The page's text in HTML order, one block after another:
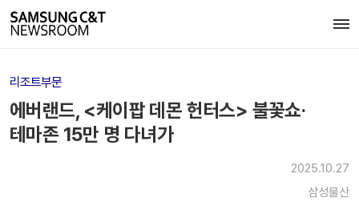
리조트부문
에버랜드, <케이팝 데몬 헌터스> 불꽃쇼·
테마존 15만 명 다녀가
2025.10.27
삼성물산